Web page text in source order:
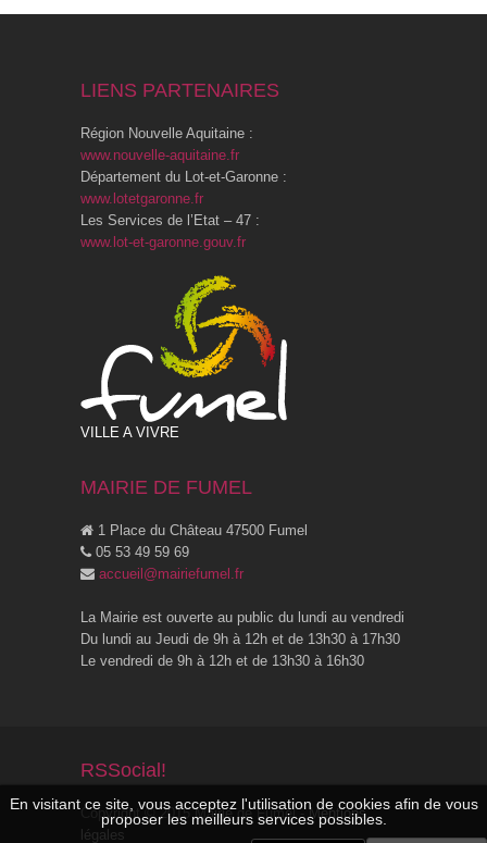
En visitant ce site, vous acceptez l'utilisation de cookies afin de vous
proposer les meilleurs services possibles.
LIENS PARTENAIRES
Région Nouvelle Aquitaine :
www.nouvelle-aquitaine.fr
Département du Lot-et-Garonne :
www.lotetgaronne.fr
Les Services de l’Etat – 47 :
www.lot-et-garonne.gouv.fr
VILLE A VIVRE
MAIRIE DE FUMEL
1 Place du Château 47500 Fumel
05 53 49 59 69
accueil@mairiefumel.fr
La Mairie est ouverte au public du lundi au vendredi
Du lundi au Jeudi de 9h à 12h et de 13h30 à 17h30
Le vendredi de 9h à 12h et de 13h30 à 16h30
RSSocial!
Copyright © 2015 Mairie de Fumel -Mentions
légales